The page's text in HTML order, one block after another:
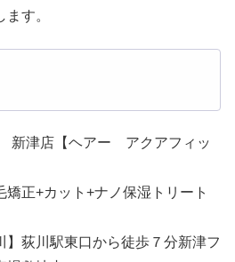
す。
新津店【ヘアー アクアフィッ
正+カット+ナノ保湿トリート
】荻川駅東口から徒歩７分新津フ